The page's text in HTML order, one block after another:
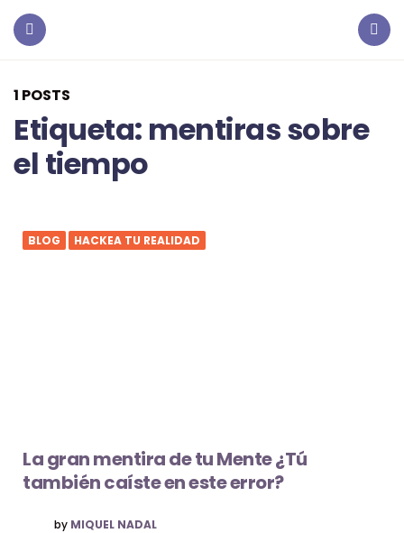
1 POSTS
Etiqueta: mentiras sobre
el tiempo
BLOG HACKEA TU REALIDAD
La gran mentira de tu Mente ¿Tú
también caíste en este error?
by MIQUEL NADAL